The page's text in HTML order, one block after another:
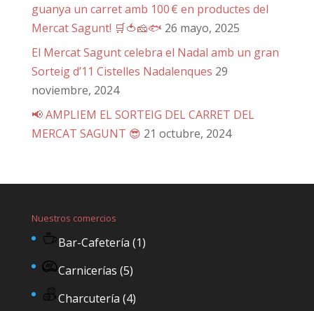
guanya un carret amb 100 € en productes del
Mercat Sagunt! 🛒🍅🧀🐟 26 mayo, 2025
El Mercat Sagunt celebra el Nadal amb un gran
Sorteig d’11 Cistelles Nadalenques 29
noviembre, 2024
📢 AMPLIEM EL SORTEIG DEL CARRET DEL
MERCAT SAGUNT 😎 21 octubre, 2024
Nuestros comercios
Bar-Cafetería (1)
Carnicerías (5)
Charcutería (4)